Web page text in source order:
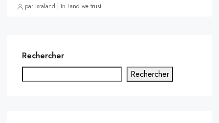
par Israland | In Land we trust
Rechercher
Rechercher